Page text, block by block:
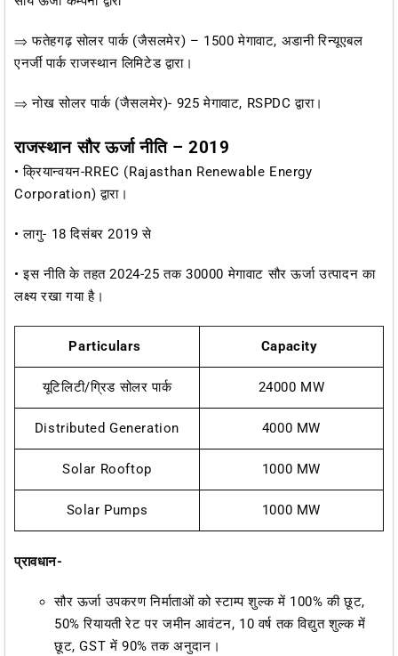
⇒ फतेहगढ़ सोलर पार्क (जैसलमेर) – 1500 मेगावाट, अडानी रिन्यूएबल
एनर्जी पार्क राजस्थान लिमिटेड द्वारा।
⇒ नोख सोलर पार्क (जैसलमेर)- 925 मेगावाट, RSPDC द्वारा।
राजस्थान सौर ऊर्जा नीति – 2019
• क्रियान्वयन-RREC (Rajasthan Renewable Energy
Corporation) द्वारा।
• लागु- 18 दिसंबर 2019 से
• इस नीति के तहत 2024-25 तक 30000 मेगावाट सौर ऊर्जा उत्पादन का
लक्ष्य रखा गया है।
Particulars Capacity
यूटिलिटी/ग्रिड सोलर पार्क 24000 MW
Distributed Generation 4000 MW
Solar Rooftop 1000 MW
Solar Pumps 1000 MW
प्रावधान-
सौर ऊर्जा उपकरण निर्माताओं को स्टाम्प शुल्क में 100% की छूट,
50% रियायती रेट पर जमीन आवंटन, 10 वर्ष तक विद्युत शुल्क में
छूट, GST में 90% तक अनुदान।